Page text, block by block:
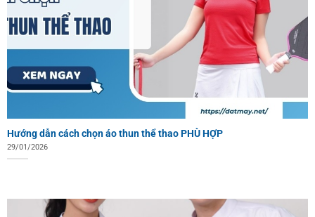
Hướng dẫn cách chọn áo thun thể thao PHÙ HỢP
29/01/2026